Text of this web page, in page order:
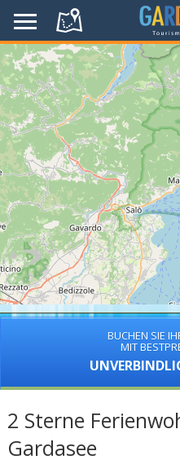
BUCHEN SIE
MIT
2 Sterne
Gardasee